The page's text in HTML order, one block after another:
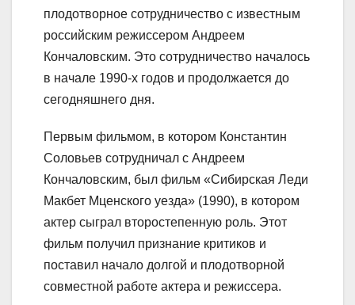
плодотворное сотрудничество с известным
российским режиссером Андреем
Кончаловским. Это сотрудничество началось
в начале 1990-х годов и продолжается до
сегодняшнего дня.
Первым фильмом, в котором Константин
Соловьев сотрудничал с Андреем
Кончаловским, был фильм «Сибирская Леди
Макбет Мценского уезда» (1990), в котором
актер сыграл второстепенную роль. Этот
фильм получил признание критиков и
поставил начало долгой и плодотворной
совместной работе актера и режиссера.